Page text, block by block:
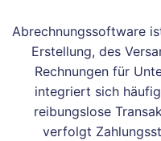
Abrechnungssoftware
Erstellung, des
Rechnungen für
integriert sich
reibungslose
verfolgt